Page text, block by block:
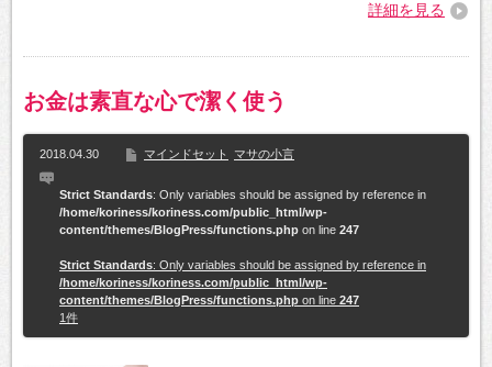
詳細を見る
お金は素直な心で潔く使う
2018.04.30 マインドセット マサの小言
Strict Standards: Only variables should be assigned by reference in
/home/koriness/koriness.com/public_html/wp-
content/themes/BlogPress/functions.php on line 247
Strict Standards: Only variables should be assigned by reference in
/home/koriness/koriness.com/public_html/wp-
content/themes/BlogPress/functions.php on line 247
1件